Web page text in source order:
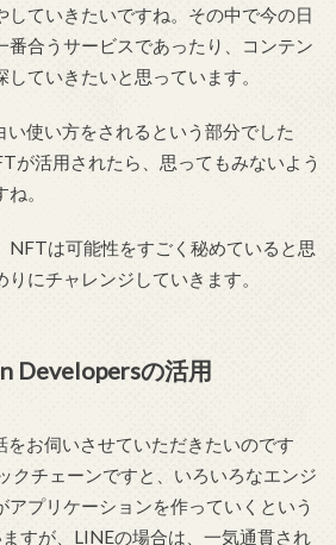
していきたいですね。その中で今の日
番合うサービスであったり、コンテン
ていきたいと思っています。
使い方をされるという部分でした
が活用されたら、思ってもみないよう
。
NFTは可能性をすごく秘めていると思
にチャレンジしていきます。
Developersの活用
お伺いさせていただきたいのです
クチェーンですと、いろいろなエンジ
アプリケーションを作っていくという
すが、LINEの場合は、一気通貫され